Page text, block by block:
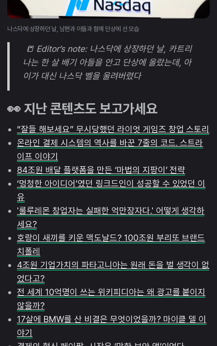
나스닥에 상장하던 날, 남편과 아들과 함께 단상에 선 모습
📒 Editor’s note: 나스닥에 상장하던 날, 카트리
나는 한 살 배기 아들을 안고 단상에 올랐는데, 아
이가 대신 나스닥 벨을 울려버렸다
👀 지난 콘텐츠도 보고가세요
“잘들 해보세요” 무시당했던 라이엇 게임즈 창업 스토리
온라인 결제 시스템의 역사를 바꾼 7줄의 코드. 스트라
이프 이야기
84조원 배달 플랫폼을 만든 ‘마법의 지팡이’ 전략
‘멍청한 아이디어’였던 링크드인이 성공할 수 있었던 이
유
'룰루레몬 창업자는 실패한 억만장자다.' 어떻게 생각하
세요?
호랑이 새끼를 키운 맥도날드? 100조원 부리또 브랜드
치폴레
4조원 기업가치의 파타고니아는 원래 돈을 벌 생각이 없
었다고?
전 세계 10억명이 쓰는 위키피디아는 왜 광고를 붙이지
않을까?
17살에 BMW를 산 비결은 무엇이었을까? 마이클 델 이
야기